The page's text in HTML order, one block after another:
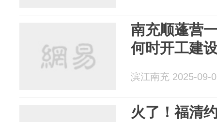
南充顺蓬营
何时开工建
滨江南充 2025-09-
火了！福清